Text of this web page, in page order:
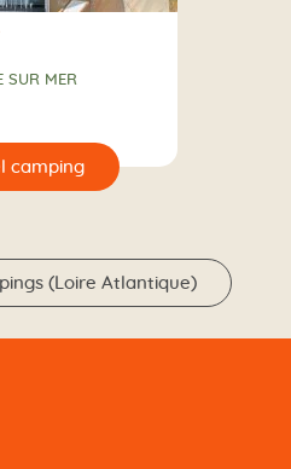
SUR MER
(Loire Atlantique)